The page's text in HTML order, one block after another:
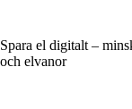
Spara el digitalt –
och elvanor